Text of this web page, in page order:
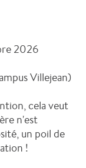
2026
Villejean)
cela veut
n'est
un poil de
!